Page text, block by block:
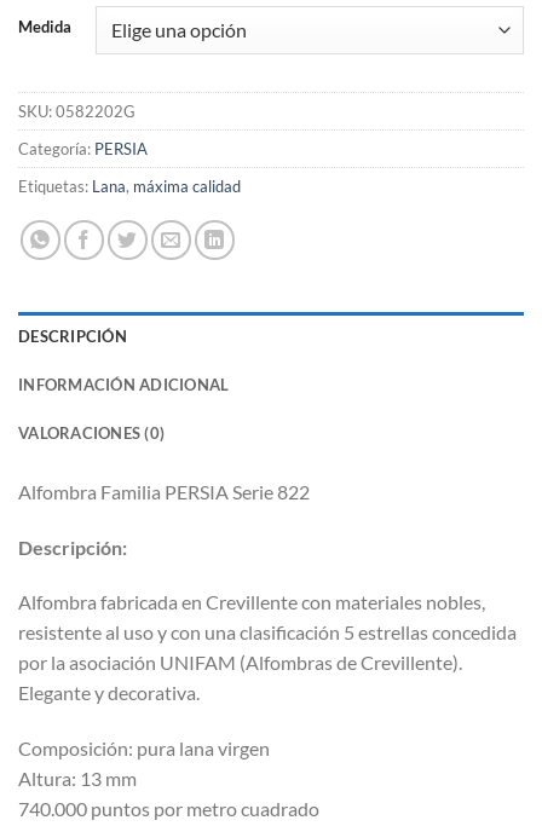
Medida
SKU:0582202G
Categoría: PERSIA
Etiquetas: Lana, máxima calidad
DESCRIPCIÓN
INFORMACIÓN ADICIONAL
VALORACIONES (0)
Alfombra Familia PERSIA Serie 822
Descripción:
Alfombra fabricada en Crevillente con materiales nobles,
resistente al uso y con una clasificación 5 estrellas concedida
por la asociación UNIFAM (Alfombras de Crevillente).
Elegante y decorativa.
Composición: pura lana virgen
Altura: 13 mm
740.000 puntos por metro cuadrado